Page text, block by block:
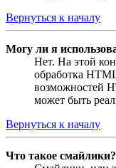
Вернуться к началу
Могу ли я
Нет. На этой
обработка
возможностей
может быть
Вернуться к началу
Что такое смайлики?